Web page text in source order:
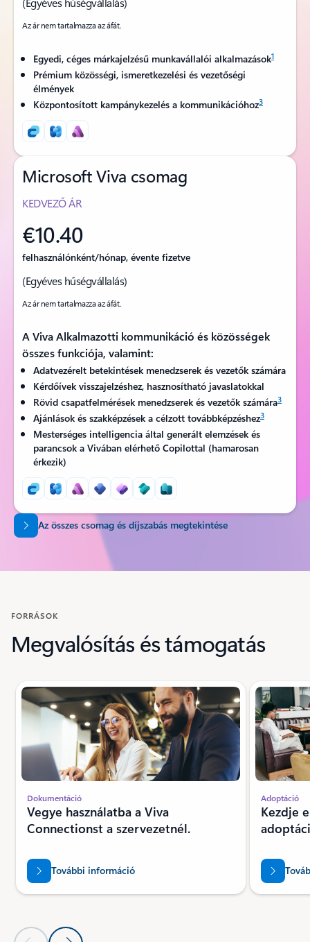
Az ár nem tartalmazza az áfát.
Egyedi, céges márkajelzésű munkavállalói alkalmazások1
Prémium közösségi, ismeretkezelési és vezetőségi
élmények
Központosított kampánykezelés a kommunikációhoz3
Microsoft Viva csomag
KEDVEZŐ ÁR
€10.40
felhasználónként/hónap, évente fizetve
(Egyéves hűségvállalás)
Az ár nem tartalmazza az áfát.
A Viva Alkalmazotti kommunikáció és közösségek
összes funkciója, valamint:
Adatvezérelt betekintések menedzserek és vezetők számára
Kérdőívek visszajelzéshez, hasznosítható javaslatokkal
Rövid csapatfelmérések menedzserek és vezetők számára3
Ajánlások és szakképzések a célzott továbbképzéshez3
Mesterséges intelligencia által generált elemzések és
parancsok a Vivában elérhető Copilottal (hamarosan
érkezik)
Az összes csomag és díjszabás megtekintése
FORRÁSOK
Megvalósítás és támogatás
%.{curStart}/3 dia megjelenítése
Dokumentáció
Vegye használatba a Viva
Connectionst a szervezetnél.
További információ
Adoptáció
Kezdje